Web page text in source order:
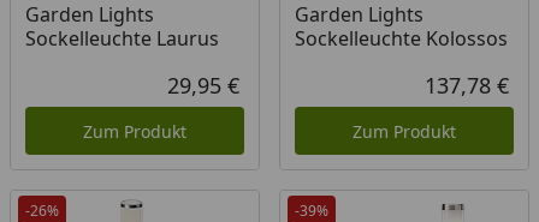
Garden Lights
Sockelleuchte Laurus
Aktueller Preis
29,95 €
Zum Produkt
Garden Lights
Sockelleuchte Kolossos
137,78 €
Zum Produkt
-26% -39%